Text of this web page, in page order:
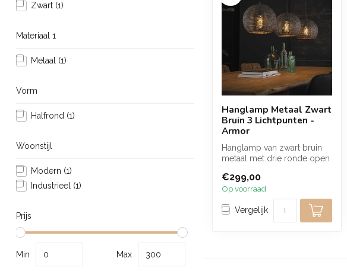
Zwart (1)
Materiaal 1
Metaal (1)
Vorm
Halfrond (1)
Woonstijl
Modern (1)
Industrieel (1)
Prijs
Min Max
Hanglamp Metaal Zwart
Bruin 3 Lichtpunten -
Armor
Hanglamp van zwart bruin
metaal met drie ronde open
w...
€299,00
Op voorraad
Vergelijk